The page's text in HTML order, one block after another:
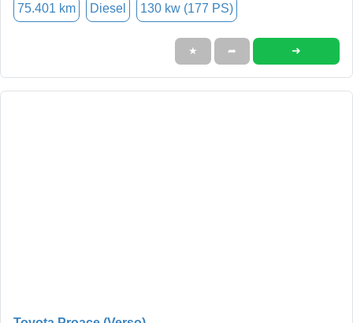
75.401 km Diesel 130 kw (177 PS)
★ ➦ ➜